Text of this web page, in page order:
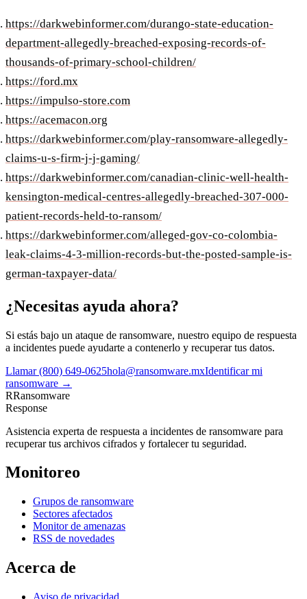
https://darkwebinformer.com/durango-state-education-
department-allegedly-breached-exposing-records-of-
thousands-of-primary-school-children/
https://ford.mx
https://impulso-store.com
https://acemacon.org
https://darkwebinformer.com/play-ransomware-allegedly-
claims-u-s-firm-j-j-gaming/
https://darkwebinformer.com/canadian-clinic-well-health-
kensington-medical-centres-allegedly-breached-307-000-
patient-records-held-to-ransom/
https://darkwebinformer.com/alleged-gov-co-colombia-
leak-claims-4-3-million-records-but-the-posted-sample-is-
german-taxpayer-data/
¿Necesitas ayuda ahora?
Si estás bajo un ataque de ransomware, nuestro equipo de respuesta
a incidentes puede ayudarte a contenerlo y recuperar tus datos.
Llamar(800) 649-0625hola@ransomware.mxIdentificar mi
ransomware →
RRansomware
Response
Asistencia experta de respuesta a incidentes de ransomware para
recuperar tus archivos cifrados y fortalecer tu seguridad.
Monitoreo
Grupos de ransomware
Sectores afectados
Monitor de amenazas
RSS de novedades
Acerca de